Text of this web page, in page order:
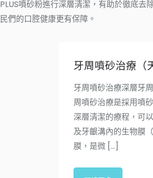
PLUS噴砂粉進行深層清潔，有助於徹底
民們的口腔健康更有保障。